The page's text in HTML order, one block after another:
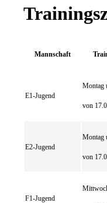
Mannschaft
E1-Jugend
Montag
von
E2-Jugend
Montag
von
F1-Jugend